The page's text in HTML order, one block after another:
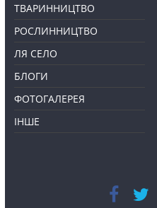
ТВАРИННИЦТВО
РОСЛИННИЦТВО
ЛЯ СЕЛО
БЛОГИ
ФОТОГАЛЕРЕЯ
ІНШЕ